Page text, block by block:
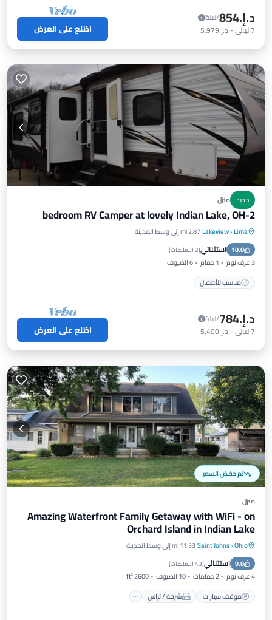
د.إ.‏854
/ليلة
7ليالي- د.إ.‏5,979 اطّلع على العرض
جديد منزل
2-bedroom RV Camper at lovely Indian Lake, OH
Lima
·
Lakeview2.87 mi إلى وسط المدينة
10.0 استثنائي(2 التعليقات )
3 غرف نوم 1 حمام
6 الضيوف
مناسب للأطفال
د.إ.‏784
/ليلة
7ليالي- د.إ.‏5,490 اطّلع على العرض
تم خفض السعر
منزل
Amazing Waterfront Family Getaway with WiFi - on
Orchard Island in Indian Lake
Ohio
·
Saint Johns11.33 mi إلى وسط المدينة
9.8 استثنائي(43 التعليقات )
4 غرف نوم 2 حمامات 10 الضيوف
2600 ft²
موقف سيارات
شرفة / تراس
موقف سيارات شرفة / تراس
مكيف هواء